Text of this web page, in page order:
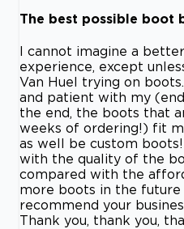
The best possible boot
I cannot imagine a
experience, except
Van Huel trying on
and patient with my
the end, the boots that
weeks of ordering!) fit
as well be custom
with the quality of the
compared with the
more boots in the future
recommend your
Thank you, thank you,